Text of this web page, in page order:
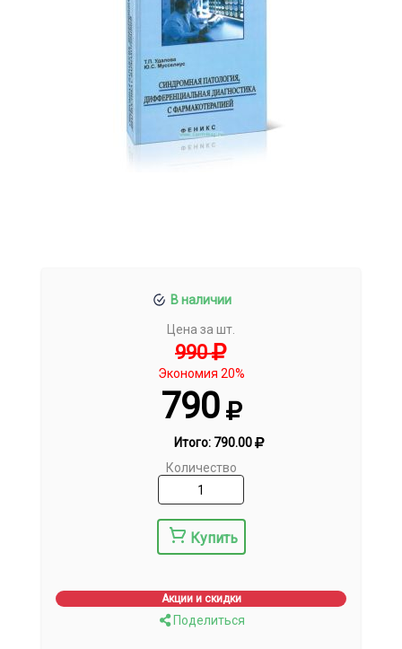
В наличии
Цена за шт.
990
Экономия 20%
790
Итого: 790.00
Количество
Купить
Акции и скидки
Поделиться